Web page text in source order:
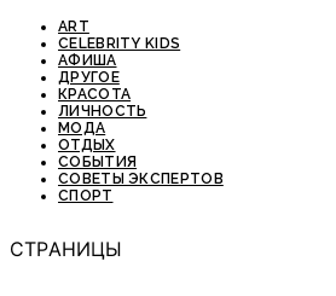
ART
CELEBRITY KIDS
АФИША
ДРУГОЕ
КРАСОТА
ЛИЧНОСТЬ
МОДА
ОТДЫХ
СОБЫТИЯ
СОВЕТЫ ЭКСПЕРТОВ
СПОРТ
СТРАНИЦЫ